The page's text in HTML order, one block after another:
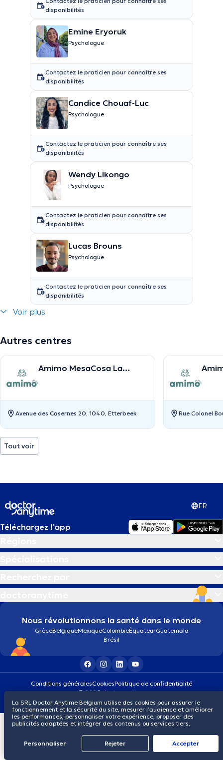
disponibilités
Emine Eryoruk
Psychologue
Contactez le praticien pour connaître ses
disponibilités
Candice Chouaf-Luc
Psychologue
Contactez le praticien pour connaître ses
disponibilités
Wendy Likongo
Psychologue
Contactez le praticien pour connaître ses
disponibilités
Lucas Brouns
Psychologue
Contactez le praticien pour connaître ses
disponibilités
Voir plus
Autres centres
Amimo MesaCosa La
Avenue des Casernes 20, 1040, Etterbeek Rue Colonel
Tout voir
FR
Téléchargez l’app
Nous révolutionnons la santé dans le monde
GrèceBelgiqueMexiqueColombieÉquateurGuatemala
Brésil
Conditions généralesCookiesPolitique de confidentialité
© 2026 doctoranytime
La SRL Doctor Anytime Belgium utilise des cookies pour assurer le
fonctionnement et la sécurité du site, mesurer l’audience et améliorer
les performances, personnaliser votre expérience, proposer des
publicités adaptées et intégrer des contenus ou services tiers.
Personnaliser Rejeter Αccepter